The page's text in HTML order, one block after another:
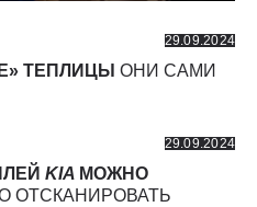
29.09.2024
ТЕПЛИЦЫ ОНИ САМИ
29.09.2024
KIA МОЖНО
ОТСКАНИРОВАТЬ